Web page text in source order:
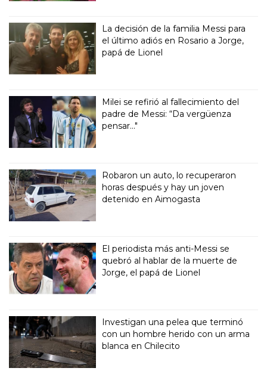
La decisión de la familia Messi para
el último adiós en Rosario a Jorge,
papá de Lionel
Milei se refirió al fallecimiento del
padre de Messi: “Da vergüenza
pensar..."
Robaron un auto, lo recuperaron
horas después y hay un joven
detenido en Aimogasta
El periodista más anti-Messi se
quebró al hablar de la muerte de
Jorge, el papá de Lionel
Investigan una pelea que terminó
con un hombre herido con un arma
blanca en Chilecito